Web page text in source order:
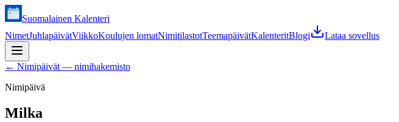
Suomalainen Kalenteri
NimetJuhlapäivätViikkoKoulujen lomatNimitilastotTeemapäivätKalenteritBlogi Lataa sovellus
← Nimipäivät — nimihakemisto
Nimipäivä
Milka